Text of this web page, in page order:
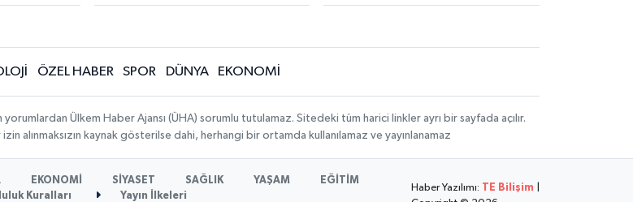
ÖZEL HABER SPOR DÜNYA EKONOMİ
Ülkem Haber Ajansı (ÜHA) sorumlu tutulamaz. Sitedeki tüm harici linkler ayrı bir sayfada açılır.
alınmaksızın kaynak gösterilse dahi, herhangi bir ortamda kullanılamaz ve yayınlanamaz
EKONOMİ SİYASET SAĞLIK YAŞAM
EĞİTİM
Kuralları Yayın İlkeleri
Haber Yazılımı: TE Bilişim